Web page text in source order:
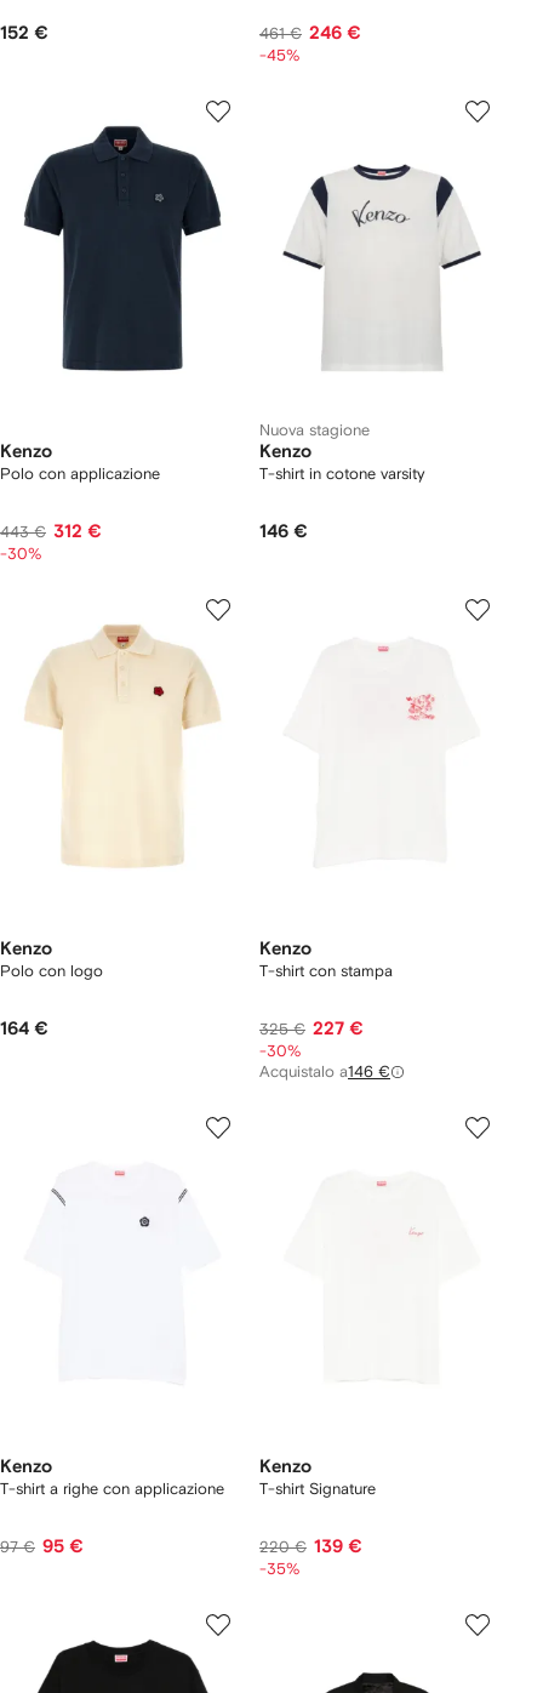
152 € 461 € 246 €
-45%
Kenzo
Polo con applicazione
443 € 312 €
-30%
Nuova stagione
Kenzo
T-shirt in cotone varsity
146 €
Kenzo
Polo con logo
164 €
Kenzo
T-shirt con stampa
325 € 227 €
-30%
Acquistalo a146 €
Kenzo
T-shirt a righe con applicazione
97 € 95 €
Kenzo
T-shirt Signature
220 € 139 €
-35%